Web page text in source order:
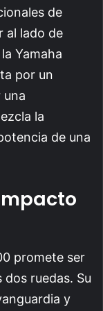
de
al lado de
Yamaha
por un
una
la
de una
promete ser
ruedas. Su
y